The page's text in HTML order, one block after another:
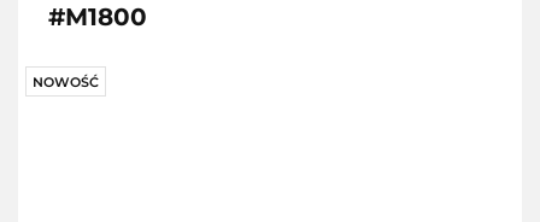
#M1800
NOWOŚĆ